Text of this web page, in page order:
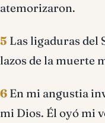
atemorizaron.
5 Las ligaduras del
lazos de la muerte
6 En mi angustia
mi Dios. Él oyó mi